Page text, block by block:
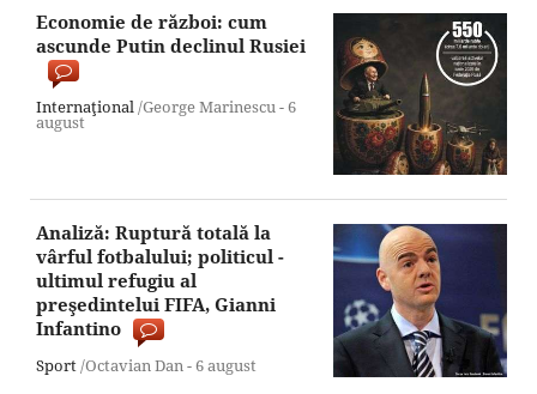
Economie de război: cum
ascunde Putin declinul Rusiei
Internaţional/George Marinescu -6
august
Analiză: Ruptură totală la
vârful fotbalului; politicul -
ultimul refugiu al
preşedintelui FIFA, Gianni
Infantino
Sport/Octavian Dan -6 august